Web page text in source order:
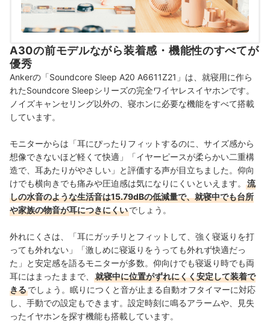
A30の前モデルながら装着感・機能性のすべてが
優秀
Ankerの「Soundcore Sleep A20 A6611Z21」は、就寝用に作ら
れたSoundcore Sleepシリーズの完全ワイヤレスイヤホンです。
ノイズキャンセリング以外の、寝ホンに必要な機能をすべて搭載
しています。
モニターからは「耳にぴったりフィットするのに、サイズ感から
想像できないほど軽くて快適」「イヤーピースが柔らかい二重構
造で、耳あたりがやさしい」と評価する声が目立ちました。仰向
けでも横向きでも痛みや圧迫感は気になりにくいといえます。
流
しの水音のような生活音は15.79dBの低減量で、就寝中でも台所
や家族の物音が耳につきにくいでしょう。
外れにくさは、「耳にガッチリとフィットして、強く寝返りを打
っても外れない」「激しめに寝返りをうっても外れず快適だっ
た」と安定感を語るモニターが多数。仰向けでも寝返り時でも両
耳にはまったままで、
就寝中に位置がずれにくく安定して装着で
きるでしょう。眠りにつくと音が止まる自動オフタイマーに対応
し、手動での設定もできます。設定時刻に鳴るアラームや、見失
ったイヤホンを探す機能も搭載しています。